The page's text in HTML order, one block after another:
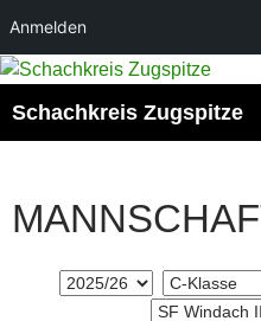
Anmelden
Zum
springen
Schachkreis Zugspitze